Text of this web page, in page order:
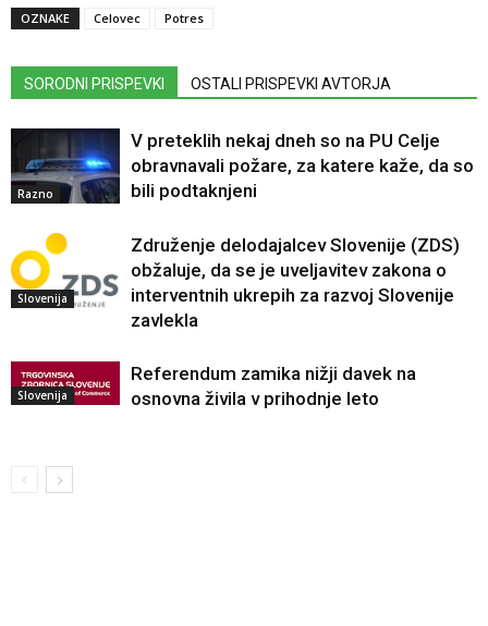
OZNAKE Celovec Potres
SORODNI PRISPEVKI OSTALI PRISPEVKI AVTORJA
Razno
V preteklih nekaj dneh so na PU Celje
obravnavali požare, za katere kaže, da so
bili podtaknjeni
Slovenija
Združenje delodajalcev Slovenije (ZDS)
obžaluje, da se je uveljavitev zakona o
interventnih ukrepih za razvoj Slovenije
zavlekla
Slovenija
Referendum zamika nižji davek na
osnovna živila v prihodnje leto